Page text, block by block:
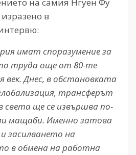
на самия Нгуен Фу
в
имат споразумение за
труда още от 80-те
век. Днес, в обстановката
трансферът
света ще се извършва по-
мащаби. Именно затова
засилването на
в обмена на работна